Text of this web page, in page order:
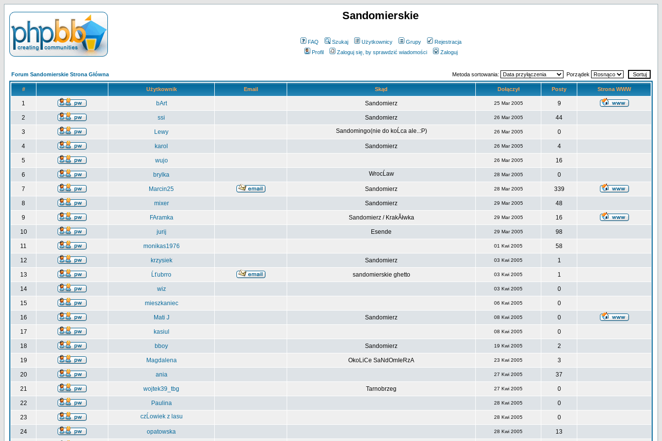
Sandomierskie
FAQ Szukaj Użytkownicy Grupy
Rejestracja
Profil
Zaloguj się, by sprawdzić wiadomości Zaloguj
Forum Sandomierskie Strona Główna Metoda sortowania: Porządek
# Użytkownik Email Skąd Dołączył Posty Strona WWW
1 bArt Sandomierz 25 Mar 2005 9
2 ssi Sandomierz 26 Mar 2005 44
3 Lewy Sandomingo(nie do koĹca ale..:P) 26 Mar 2005 0
4 karol Sandomierz 26 Mar 2005 4
5 wujo 26 Mar 2005 16
6 brylka WrocĹaw 28 Mar 2005 0
7 Marcin25 Sandomierz 28 Mar 2005 339
8 mixer Sandomierz 29 Mar 2005 48
9 FAramka Sandomierz / KrakĂłwka 29 Mar 2005 16
10 jurij Esende 29 Mar 2005 98
11 monikas1976 01 Kwi 2005 58
12 krzysiek Sandomierz 03 Kwi 2005 1
13 Ĺťubrro sandomierskie ghetto 03 Kwi 2005 1
14 wiz 03 Kwi 2005 0
15 mieszkaniec 06 Kwi 2005 0
16 Mati J Sandomierz 08 Kwi 2005 0
17 kasiul 08 Kwi 2005 0
18 bboy Sandomierz 19 Kwi 2005 2
19 Magdalena OkoLiCe SaNdOmIeRzA 23 Kwi 2005 3
20 ania 27 Kwi 2005 37
21 wojtek39_tbg Tarnobrzeg 27 Kwi 2005 0
22 Paulina 28 Kwi 2005 0
23 czĹowiek z lasu 28 Kwi 2005 0
24 opatowska 28 Kwi 2005 13